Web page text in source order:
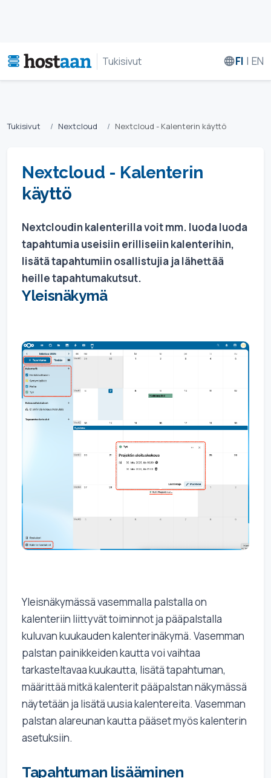
Tukisivut FI | EN
Tukisivut Nextcloud Nextcloud - Kalenterin käyttö
Nextcloud - Kalenterin
käyttö
Nextcloudin kalenterilla voit mm. luoda luoda
tapahtumia useisiin erilliseiin kalenterihin,
lisätä tapahtumiin osallistujia ja lähettää
heille tapahtumakutsut.
Yleisnäkymä
Yleisnäkymässä vasemmalla palstalla on
kalenteriin liittyvät toiminnot ja pääpalstalla
kuluvan kuukauden kalenterinäkymä. Vasemman
palstan painikkeiden kautta voi vaihtaa
tarkasteltavaa kuukautta, lisätä tapahtuman,
määrittää mitkä kalenterit pääpalstan näkymässä
näytetään ja lisätä uusia kalentereita. Vasemman
palstan alareunan kautta pääset myös kalenterin
asetuksiin.
Tapahtuman lisääminen